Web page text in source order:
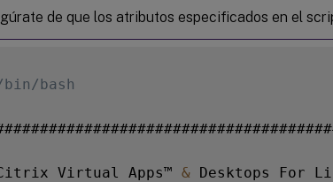
de que los atributos especificados en el
bash
Virtual Apps™ & Desktops For